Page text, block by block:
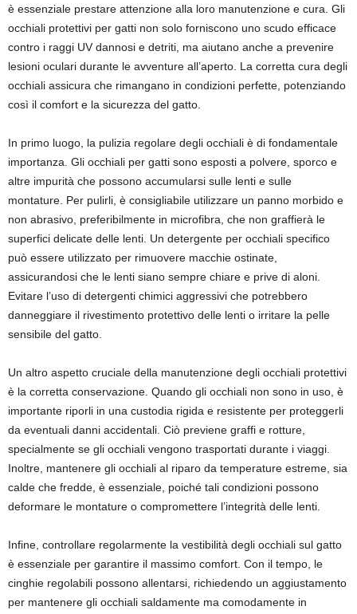
è essenziale prestare attenzione alla loro manutenzione e cura. Gli
occhiali protettivi per gatti non solo forniscono uno scudo efficace
contro i raggi UV dannosi e detriti, ma aiutano anche a prevenire
lesioni oculari durante le avventure all’aperto. La corretta cura degli
occhiali assicura che rimangano in condizioni perfette, potenziando
così il comfort e la sicurezza del gatto.
In primo luogo, la pulizia regolare degli occhiali è di fondamentale
importanza. Gli occhiali per gatti sono esposti a polvere, sporco e
altre impurità che possono accumularsi sulle lenti e sulle
montature. Per pulirli, è consigliabile utilizzare un panno morbido e
non abrasivo, preferibilmente in microfibra, che non graffierà le
superfici delicate delle lenti. Un detergente per occhiali specifico
può essere utilizzato per rimuovere macchie ostinate,
assicurandosi che le lenti siano sempre chiare e prive di aloni.
Evitare l’uso di detergenti chimici aggressivi che potrebbero
danneggiare il rivestimento protettivo delle lenti o irritare la pelle
sensibile del gatto.
Un altro aspetto cruciale della manutenzione degli occhiali protettivi
è la corretta conservazione. Quando gli occhiali non sono in uso, è
importante riporli in una custodia rigida e resistente per proteggerli
da eventuali danni accidentali. Ciò previene graffi e rotture,
specialmente se gli occhiali vengono trasportati durante i viaggi.
Inoltre, mantenere gli occhiali al riparo da temperature estreme, sia
calde che fredde, è essenziale, poiché tali condizioni possono
deformare le montature o compromettere l’integrità delle lenti.
Infine, controllare regolarmente la vestibilità degli occhiali sul gatto
è essenziale per garantire il massimo comfort. Con il tempo, le
cinghie regolabili possono allentarsi, richiedendo un aggiustamento
per mantenere gli occhiali saldamente ma comodamente in